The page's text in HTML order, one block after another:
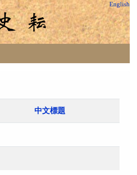
English
中文標題